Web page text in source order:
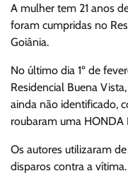
A mulher tem 21 anos
foram cumpridas no
Goiânia.
No último dia 1º de
Residencial Buena
ainda não identificado,
roubaram uma HONDA
Os autores utilizaram
disparos contra a vítima.